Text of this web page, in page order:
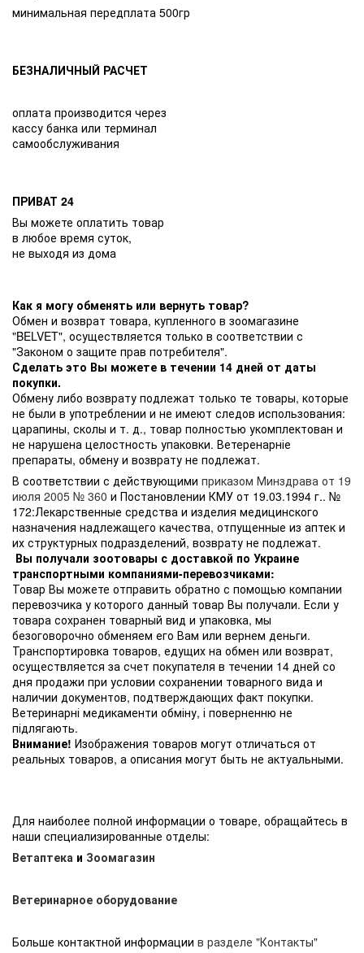
минимальная передплата 500гр
БЕЗНАЛИЧНЫЙ РАСЧЕТ
оплата производится через
кассу банка или терминал
самообслуживания
ПРИВАТ 24
Вы можете оплатить товар
в любое время суток,
не выходя из дома
Как я могу обменять или вернуть товар?
Обмен и возврат товара, купленного в зоомагазине
"BELVET", осуществляется только в соответствии с
"Законом о защите прав потребителя".
Сделать это Вы можете в течении 14 дней от даты
покупки.
Обмену либо возврату подлежат только те товары, которые
не были в употреблении и не имеют следов использования:
царапины, сколы и т. д., товар полностью укомплектован и
не нарушена целостность упаковки. Ветеренарніе
препараты, обмену и возврату не подлежат.
В соответствии с действующими приказом Минздрава от 19
июля 2005 № 360 и Постановлении КМУ от 19.03.1994 г.. №
172:Лекарственные средства и изделия медицинского
назначения надлежащего качества, отпущенные из аптек и
их структурных подразделений, возврату не подлежат.
Вы получали зоотовары с доставкой по Украине
транспортными компаниями-перевозчиками:
Товар Вы можете отправить обратно с помощью компании
перевозчика у которого данный товар Вы получали. Если у
товара сохранен товарный вид и упаковка, мы
безоговорочно обменяем его Вам или вернем деньги.
Транспортировка товаров, едущих на обмен или возврат,
осуществляется за счет покупателя в течении 14 дней со
дня продажи при условии сохранении товарного вида и
наличии документов, подтверждающих факт покупки.
Ветеринарні медикаменти обміну, і поверненню не
підлягають.
Внимание! Изображения товаров могут отличаться от
реальных товаров, а описания могут быть не актуальными.
Для наиболее полной информации о товаре, обращайтесь в
наши специализированные отделы:
Ветаптека и Зоомагазин
Ветеринарное оборудование
Больше контактной информации в разделе "Контакты"